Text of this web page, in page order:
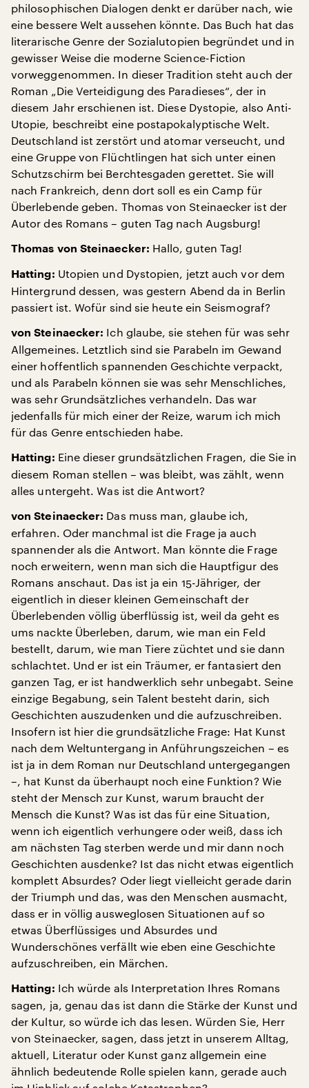
philosophischen Dialogen denkt er darüber nach, wie
eine bessere Welt aussehen könnte. Das Buch hat das
literarische Genre der Sozialutopien begründet und in
gewisser Weise die moderne Science-Fiction
vorweggenommen. In dieser Tradition steht auch der
Roman „Die Verteidigung des Paradieses“, der in
diesem Jahr erschienen ist. Diese Dystopie, also Anti-
Utopie, beschreibt eine postapokalyptische Welt.
Deutschland ist zerstört und atomar verseucht, und
eine Gruppe von Flüchtlingen hat sich unter einen
Schutzschirm bei Berchtesgaden gerettet. Sie will
nach Frankreich, denn dort soll es ein Camp für
Überlebende geben. Thomas von Steinaecker ist der
Autor des Romans – guten Tag nach Augsburg!
Thomas von Steinaecker: Hallo, guten Tag!
Hatting: Utopien und Dystopien, jetzt auch vor dem
Hintergrund dessen, was gestern Abend da in Berlin
passiert ist. Wofür sind sie heute ein Seismograf?
von Steinaecker: Ich glaube, sie stehen für was sehr
Allgemeines. Letztlich sind sie Parabeln im Gewand
einer hoffentlich spannenden Geschichte verpackt,
und als Parabeln können sie was sehr Menschliches,
was sehr Grundsätzliches verhandeln. Das war
jedenfalls für mich einer der Reize, warum ich mich
für das Genre entschieden habe.
Hatting: Eine dieser grundsätzlichen Fragen, die Sie in
diesem Roman stellen – was bleibt, was zählt, wenn
alles untergeht. Was ist die Antwort?
von Steinaecker: Das muss man, glaube ich,
erfahren. Oder manchmal ist die Frage ja auch
spannender als die Antwort. Man könnte die Frage
noch erweitern, wenn man sich die Hauptfigur des
Romans anschaut. Das ist ja ein 15-Jähriger, der
eigentlich in dieser kleinen Gemeinschaft der
Überlebenden völlig überflüssig ist, weil da geht es
ums nackte Überleben, darum, wie man ein Feld
bestellt, darum, wie man Tiere züchtet und sie dann
schlachtet. Und er ist ein Träumer, er fantasiert den
ganzen Tag, er ist handwerklich sehr unbegabt. Seine
einzige Begabung, sein Talent besteht darin, sich
Geschichten auszudenken und die aufzuschreiben.
Insofern ist hier die grundsätzliche Frage: Hat Kunst
nach dem Weltuntergang in Anführungszeichen – es
ist ja in dem Roman nur Deutschland untergegangen
–, hat Kunst da überhaupt noch eine Funktion? Wie
steht der Mensch zur Kunst, warum braucht der
Mensch die Kunst? Was ist das für eine Situation,
wenn ich eigentlich verhungere oder weiß, dass ich
am nächsten Tag sterben werde und mir dann noch
Geschichten ausdenke? Ist das nicht etwas eigentlich
komplett Absurdes? Oder liegt vielleicht gerade darin
der Triumph und das, was den Menschen ausmacht,
dass er in völlig ausweglosen Situationen auf so
etwas Überflüssiges und Absurdes und
Wunderschönes verfällt wie eben eine Geschichte
aufzuschreiben, ein Märchen.
Hatting: Ich würde als Interpretation Ihres Romans
sagen, ja, genau das ist dann die Stärke der Kunst und
der Kultur, so würde ich das lesen. Würden Sie, Herr
von Steinaecker, sagen, dass jetzt in unserem Alltag,
aktuell, Literatur oder Kunst ganz allgemein eine
ähnlich bedeutende Rolle spielen kann, gerade auch